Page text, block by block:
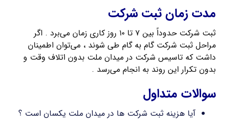
مدت زمان ثبت شرکت
ثبت شرکت حدوداً بین ۷ تا ۱۰ روز کاری زمان می‌برد . اگر
مراحل ثبت شرکت گام به گام طی شوند ، می‌توان اطمینان
داشت که تاسیس شرکت در میدان ملت بدون اتلاف وقت و
بدون تکرار این روند به انجام می‌رسد .
سوالات متداول
آیا هزینه ثبت شرکت ها در میدان ملت یکسان است ؟